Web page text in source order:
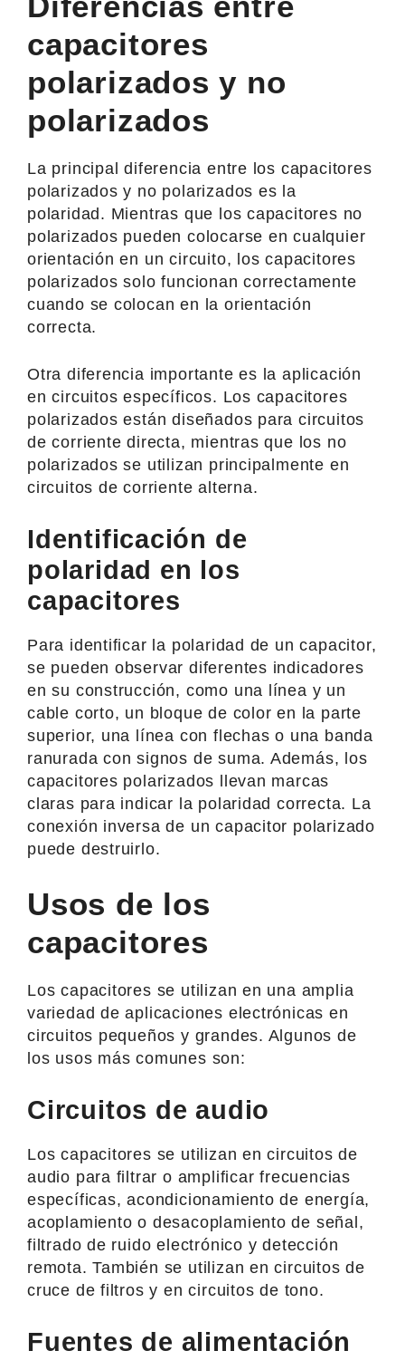
capacitores
polarizados y no
polarizados
La principal diferencia entre los capacitores
polarizados y no polarizados es la
polaridad. Mientras que los capacitores no
polarizados pueden colocarse en cualquier
orientación en un circuito, los capacitores
polarizados solo funcionan correctamente
cuando se colocan en la orientación
correcta.
Otra diferencia importante es la aplicación
en circuitos específicos. Los capacitores
polarizados están diseñados para circuitos
de corriente directa, mientras que los no
polarizados se utilizan principalmente en
circuitos de corriente alterna.
Identificación de
polaridad en los
capacitores
Para identificar la polaridad de un capacitor,
se pueden observar diferentes indicadores
en su construcción, como una línea y un
cable corto, un bloque de color en la parte
superior, una línea con flechas o una banda
ranurada con signos de suma. Además, los
capacitores polarizados llevan marcas
claras para indicar la polaridad correcta. La
conexión inversa de un capacitor polarizado
puede destruirlo.
Usos de los
capacitores
Los capacitores se utilizan en una amplia
variedad de aplicaciones electrónicas en
circuitos pequeños y grandes. Algunos de
los usos más comunes son:
Circuitos de audio
Los capacitores se utilizan en circuitos de
audio para filtrar o amplificar frecuencias
específicas, acondicionamiento de energía,
acoplamiento o desacoplamiento de señal,
filtrado de ruido electrónico y detección
remota. También se utilizan en circuitos de
cruce de filtros y en circuitos de tono.
Fuentes de alimentación